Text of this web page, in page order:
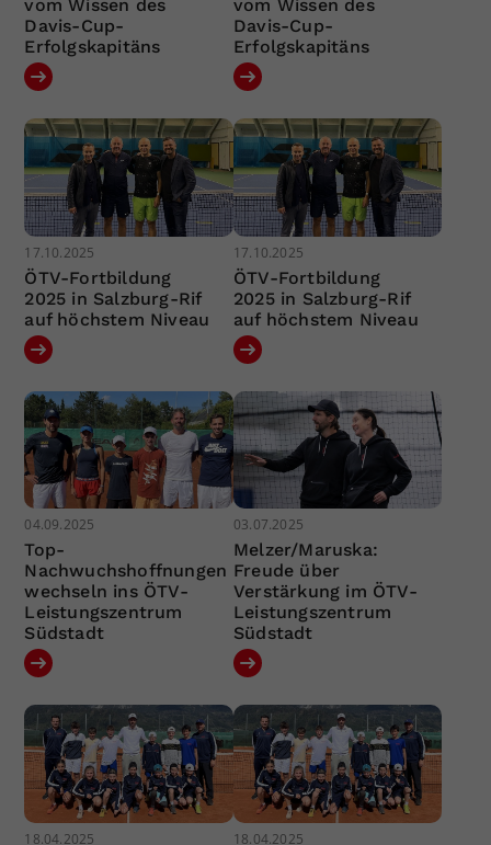
vom Wissen des
Davis-Cup-
Erfolgskapitäns
vom Wissen des
Davis-Cup-
Erfolgskapitäns
17.10.2025
ÖTV-Fortbildung
2025 in Salzburg-Rif
auf höchstem Niveau
17.10.2025
ÖTV-Fortbildung
2025 in Salzburg-Rif
auf höchstem Niveau
04.09.2025
Top-
Nachwuchshoffnungen
wechseln ins ÖTV-
Leistungszentrum
Südstadt
03.07.2025
Melzer/Maruska:
Freude über
Verstärkung im ÖTV-
Leistungszentrum
Südstadt
18.04.2025 18.04.2025